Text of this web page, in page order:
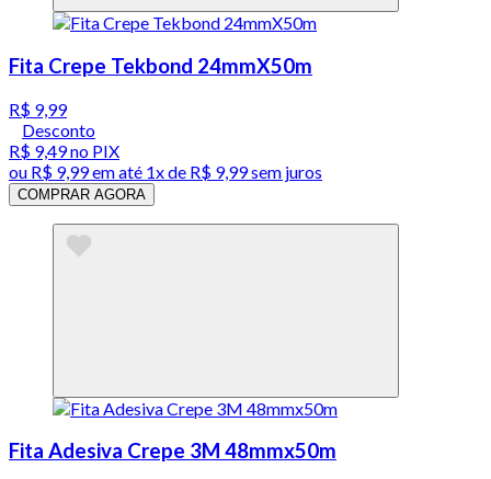
Fita Crepe Tekbond 24mmX50m
R$ 9,99
Desconto
R$ 9,49no PIX
ou R$ 9,99em até 1x de R$ 9,99sem juros
COMPRAR AGORA
Fita Adesiva Crepe 3M 48mmx50m